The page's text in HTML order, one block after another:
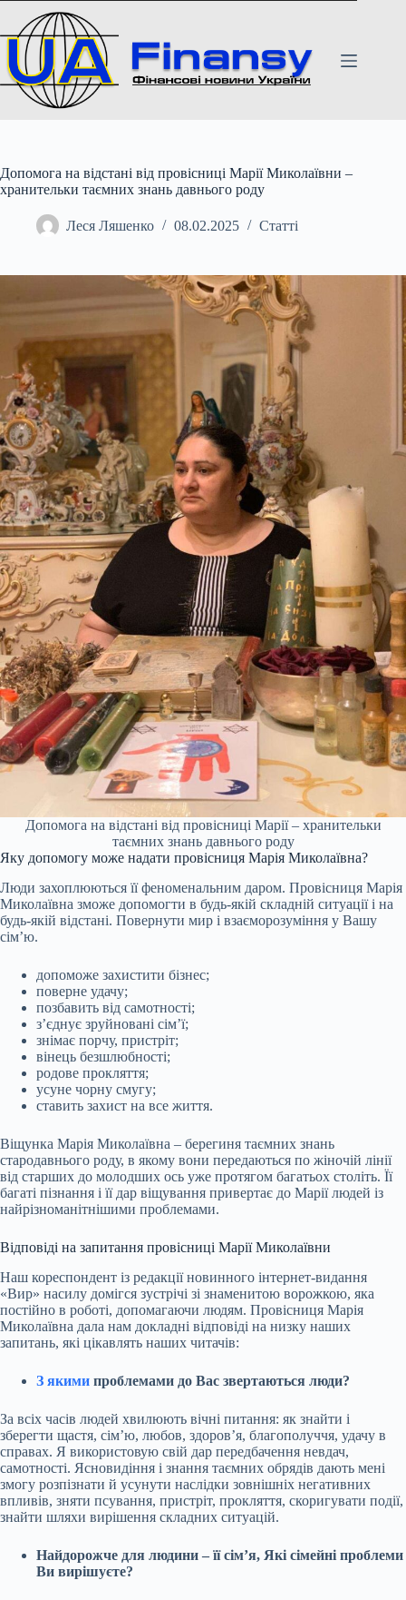
вмісту
Допомога на відстані від провісниці Марії Миколаївни –
хранительки таємних знань давнього роду
Леся Ляшенко 08.02.2025 Статті
Допомога на відстані від провісниці Марії – хранительки
таємних знань давнього роду
Яку допомогу може надати провісниця Марія Миколаївна?
Люди захоплюються її феноменальним даром. Провісниця Марія
Миколаївна зможе допомогти в будь-якій складній ситуації і на
будь-якій відстані. Повернути мир і взаєморозуміння у Вашу
сім’ю.
допоможе захистити бізнес;
поверне удачу;
позбавить від самотності;
з’єднує зруйновані сім’ї;
знімає порчу, пристріт;
вінець безшлюбності;
родове прокляття;
усуне чорну смугу;
ставить захист на все життя.
Віщунка Марія Миколаївна – берегиня таємних знань
стародавнього роду, в якому вони передаються по жіночій лінії
від старших до молодших ось уже протягом багатьох століть. Її
багаті пізнання і її дар віщування привертає до Марії людей із
найрізноманітнішими проблемами.
Відповіді на запитання провісниці Марії Миколаївни
Наш кореспондент із редакції новинного інтернет-видання
«Вир» насилу домігся зустрічі зі знаменитою ворожкою, яка
постійно в роботі, допомагаючи людям. Провісниця Марія
Миколаївна дала нам докладні відповіді на низку наших
запитань, які цікавлять наших читачів:
З якими проблемами до Вас звертаються люди?
За всіх часів людей хвилюють вічні питання: як знайти і
зберегти щастя, сім’ю, любов, здоров’я, благополуччя, удачу в
справах. Я використовую свій дар передбачення невдач,
самотності. Ясновидіння і знання таємних обрядів дають мені
змогу розпізнати й усунути наслідки зовнішніх негативних
впливів, зняти псування, пристріт, прокляття, скоригувати події,
знайти шляхи вирішення складних ситуацій.
Найдорожче для людини – її сім’я, Які сімейні проблеми
Ви вирішуєте?